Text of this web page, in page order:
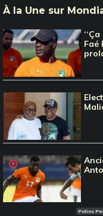
À la Une sur
Faé
Potins